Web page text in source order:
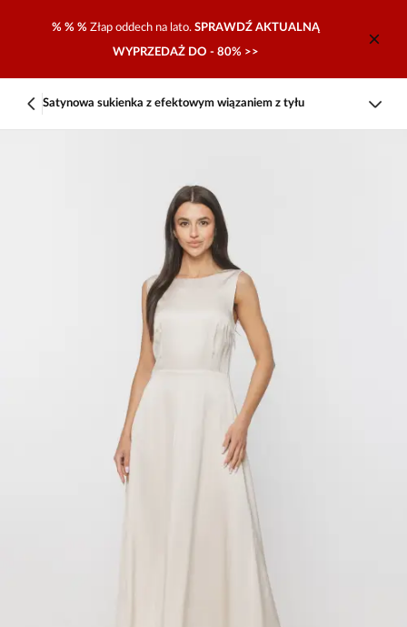
% % % Złap oddech na lato. SPRAWDŹ AKTUALNĄ
WYPRZEDAŻ DO - 80% >>
Satynowa sukienka z efektowym wiązaniem z tyłu